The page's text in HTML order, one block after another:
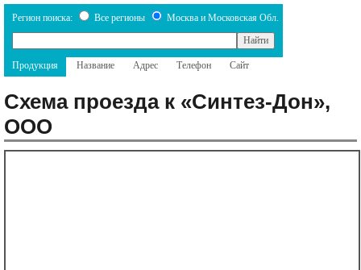
Регион поиска: Все регионы Москва и Московская Обл.
Продукция Название Адрес Телефон Сайт
Схема проезда к «Синтез-Дон»,
ООО